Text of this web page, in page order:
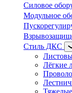
Силовое
Модульное
Стиль ДКС
Лёгкие